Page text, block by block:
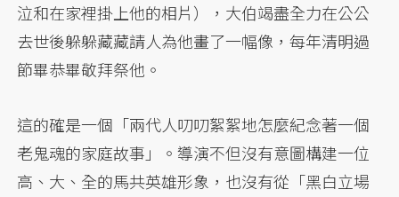
泣和在家裡掛上他的相片），大伯竭盡全力在公公
去世後躲躲藏藏請人為他畫了一幅像，每年清明過
節畢恭畢敬拜祭他。
這的確是一個「兩代人叨叨絮絮地怎麼紀念著一個
老鬼魂的家庭故事」。導演不但沒有意圖構建一位
高、大、全的馬共英雄形象，也沒有從「黑白立場